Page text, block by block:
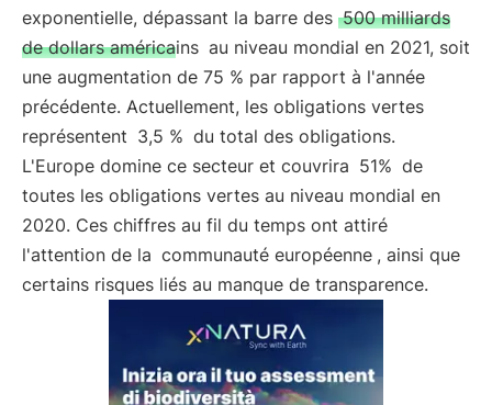
exponentielle, dépassant la barre des 500 milliards
de dollars américains au niveau mondial en 2021, soit
une augmentation de 75 % par rapport à l'année
précédente. Actuellement, les obligations vertes
représentent 3,5 % du total des obligations.
L'Europe domine ce secteur et couvrira 51% de
toutes les obligations vertes au niveau mondial en
2020. Ces chiffres au fil du temps ont attiré
l'attention de la communauté européenne , ainsi que
certains risques liés au manque de transparence.